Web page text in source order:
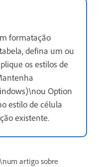
formatação
defina um ou
os estilos de
Option
estilo de célula
existente.
artigo sobre